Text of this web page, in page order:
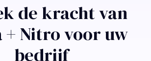
de kracht van
+ Nitro voor uw
bedrijf